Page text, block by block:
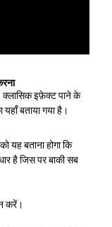
क्लासिक इफ़ेक्ट पाने के
बताया गया है।
बताना होगा कि
है जिस पर बाकी सब
करें।